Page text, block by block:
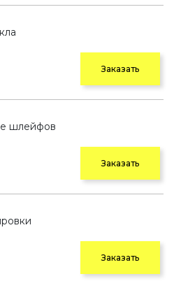
Заказать
шлейфов
Заказать
Заказать